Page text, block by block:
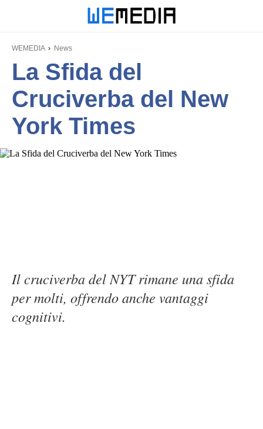
WEMEDIA News
La Sfida del
Cruciverba del New
York Times
Il cruciverba del NYT rimane una sfida
per molti, offrendo anche vantaggi
cognitivi.